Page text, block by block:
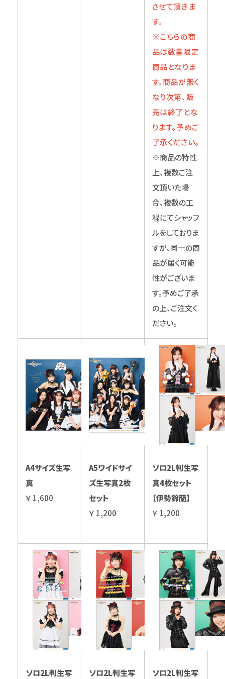
させて頂きま
す。
※こちらの商
品は数量限定
商品となりま
す。商品が無く
なり次第、販
売は終了とな
ります。予めご
了承ください。
※商品の特性
上、複数ご注
文頂いた場
合、複数の工
程にてシャッフ
ルをしておりま
すが、同一の商
品が届く可能
性がございま
す。予めご了承
の上、ご注文く
ださい。
A4サイズ生写
真
￥ 1,600
A5ワイドサイ
ズ生写真2枚
セット
￥ 1,200
ソロ2L判生写
真4枚セット
【伊勢鈴蘭】
￥ 1,200
ソロ2L判生写
ソロ2L判生写
ソロ2L判生写